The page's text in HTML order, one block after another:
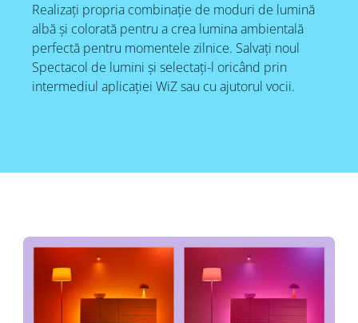
Realizați propria combinație de moduri de lumină
albă și colorată pentru a crea lumina ambientală
perfectă pentru momentele zilnice. Salvați noul
Spectacol de lumini și selectați-l oricând prin
intermediul aplicației WiZ sau cu ajutorul vocii.